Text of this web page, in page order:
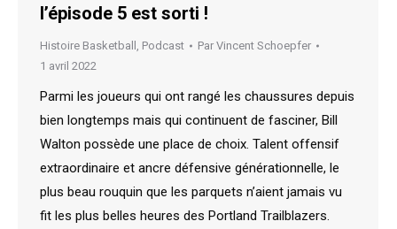
l’épisode 5 est sorti !
Histoire Basketball , Podcast Par Vincent Schoepfer
1 avril 2022
Parmi les joueurs qui ont rangé les chaussures depuis
bien longtemps mais qui continuent de fasciner, Bill
Walton possède une place de choix. Talent offensif
extraordinaire et ancre défensive générationnelle, le
plus beau rouquin que les parquets n’aient jamais vu
fit les plus belles heures des Portland Trailblazers.